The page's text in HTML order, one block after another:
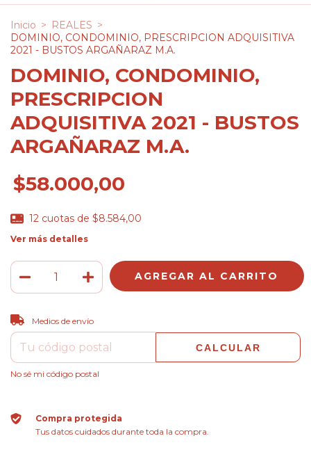
Inicio > REALES >
DOMINIO, CONDOMINIO, PRESCRIPCION ADQUISITIVA
2021 - BUSTOS ARGAÑARAZ M.A.
DOMINIO, CONDOMINIO,
PRESCRIPCION
ADQUISITIVA 2021 - BUSTOS
ARGAÑARAZ M.A.
$58.000,00
12 cuotas de $8.584,00
Ver más detalles
Entregas para el CP:
Medios de envío
CALCULAR
No sé mi código postal
Compra protegida
Tus datos cuidados durante toda la compra.